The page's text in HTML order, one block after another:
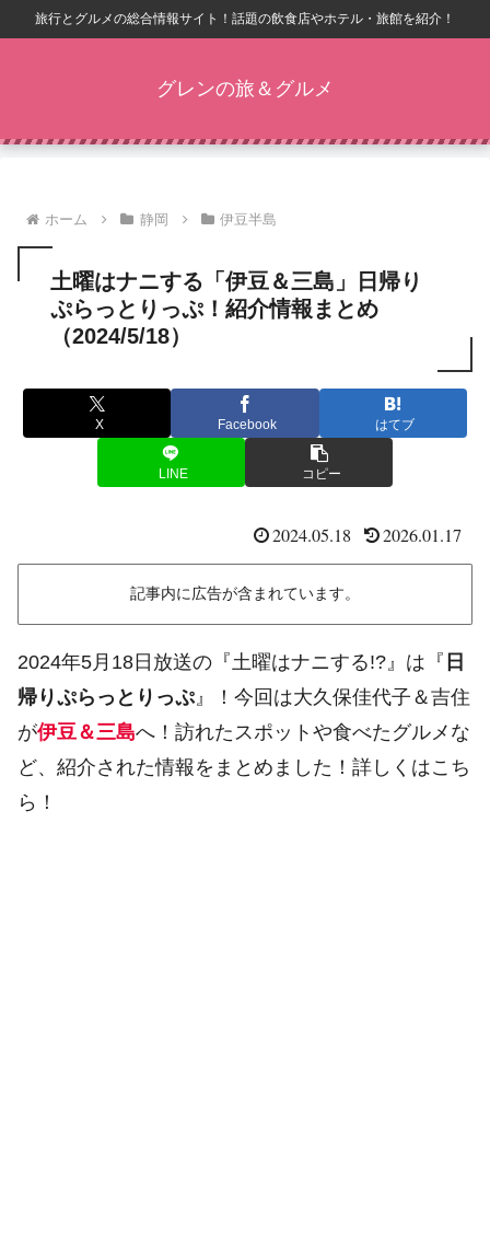
旅行とグルメの総合情報サイト！話題の飲食店やホテル・旅館を紹介！
グレンの旅＆グルメ
ホーム 静岡 伊豆半島
土曜はナニする「伊豆＆三島」日帰り
ぷらっとりっぷ！紹介情報まとめ
（2024/5/18）
X Facebook はてブ
LINE コピー
2024.05.18 2026.01.17
記事内に広告が含まれています。
2024年5月18日放送の『土曜はナニする!?』は『 日
帰りぷらっとりっぷ』！今回は大久保佳代子＆吉住
が伊豆＆三島へ！訪れたスポットや食べたグルメな
ど、紹介された情報をまとめました！詳しくはこち
ら！